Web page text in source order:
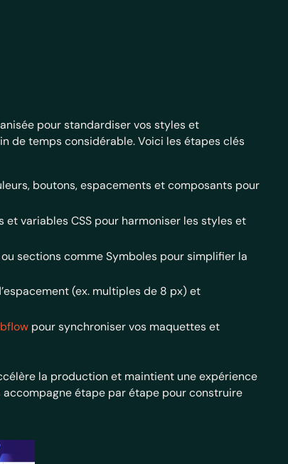
pour standardiser vos styles et
de temps considérable. Voici les étapes clés
boutons, espacements et composants pour
et variables CSS pour harmoniser les styles et
sections comme Symboles pour simplifier la
(ex. multiples de 8 px) et
pour synchroniser vos maquettes et
la production et maintient une expérience
étape par étape pour construire